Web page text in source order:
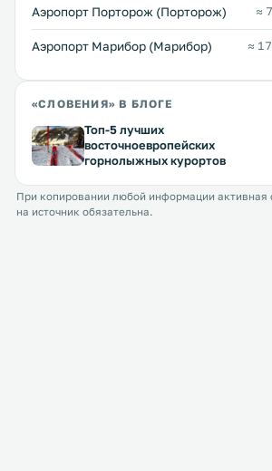
Аэропорт Порторож (Порторож) ≈
Аэропорт Марибор (Марибор) ≈
«СЛОВЕНИЯ» В БЛОГЕ
Топ-5 лучших
восточноевропейских
горнолыжных курортов
При копировании любой информации активная
на источник обязательна.